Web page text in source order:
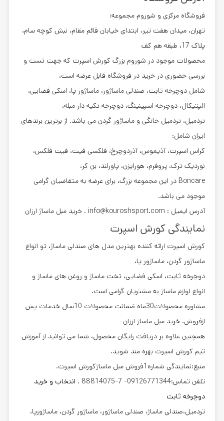
فروشگاه مرکزی و شوروم مجموعه:
تهران، میدان هفت تیر، ابتدای خیابان قائم مقام، نبش کوچه سام،
پلاک 17، طبقه هم کف
محصولات موجود در شوروم بزرگ کورش اسپرت که جهت تست و
بررسی حضوری در خرید در فروشگاه قابل عرضه است،
شامل دوچرخه ثابت، صندلی ماساژور، ماساژور پا، اسکی فضایی،
الپتیکال، دوچرخه اسپینینگ، دوچرخه تکیه دار مبله،
تردمیل، تردمیل خانگی و ماساژور گردن می باشد. از برترین برندهای
ایران شامل:
کراس اسپرت، آذیموس، آذردوچرخ، فلکسی فیت، فیت فلکس،
نوردیک ترک، پروفرم، هورایزن، پاورلند، بن کر،
Boncare در این مجموعه بزرگ، برای عرضه به متقاضیان گرامی
موجود می باشد.
آدرس ایمیل : info@kouroshsport.com . خرید مبل ماساژ ارزان
نمایندگی کورش اسپرت
کورش اسپرت ارائه کننده بهترین مدل های صندلی ماساژ، تو انواع
ماساژور گردن، ماساژور پا،
دوچرخه ثابت، اسکی فضایی، تخت ماساژ و روغن های ماساژ و
انواع لوازم ماساژ به مشتریان گرامی است.
مشاوره محصولات30ماه ضمانت محصولات 10سال خدمات پس
ازفروش. خرید مبل ماساژ ارزان
همچنین علاوه بر دریافت رایگان محصول، شما می توانید از آموزش
تیم کورش اسپرت بهره مند شوید.
منبع:نمایندگی شماره1فروش مبل ماساژکورش اسپرت.
تلفن تماس:09126771344- 7-88814075 .
انتخاب و خرید
دوچرخه ثابت
تردمیل،صندلی ماساژ، صندلی ماساژور، ماساژور گردن، ماساژورپا،